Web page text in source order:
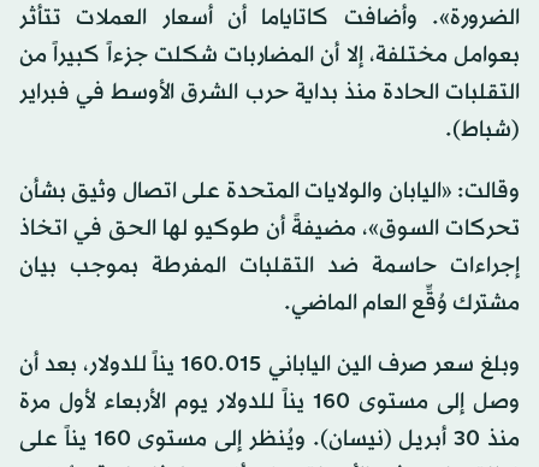
الضرورة». وأضافت كاتاياما أن أسعار العملات تتأثر
بعوامل مختلفة، إلا أن المضاربات شكلت جزءاً كبيراً من
التقلبات الحادة منذ بداية حرب الشرق الأوسط في فبراير
(شباط).
وقالت: «اليابان والولايات المتحدة على اتصال وثيق بشأن
تحركات السوق»، مضيفةً أن طوكيو لها الحق في اتخاذ
إجراءات حاسمة ضد التقلبات المفرطة بموجب بيان
مشترك وُقِّع العام الماضي.
وبلغ سعر صرف الين الياباني 160.015 يناً للدولار، بعد أن
وصل إلى مستوى 160 يناً للدولار يوم الأربعاء لأول مرة
منذ 30 أبريل (نيسان). ويُنظر إلى مستوى 160 يناً على